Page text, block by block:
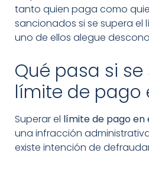
tanto quien paga como
sancionados si se supera el
uno de ellos alegue
Qué pasa si
límite de pago
Superar el límite de pago en
una infracción
existe intención de